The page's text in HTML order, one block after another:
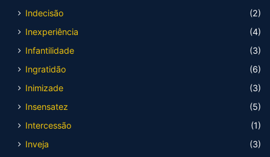
Indecisão
(2)
Inexperiência
(4)
Infantilidade
(3)
Ingratidão
(6)
Inimizade
(3)
Insensatez
(5)
Intercessão
(1)
Inveja
(3)